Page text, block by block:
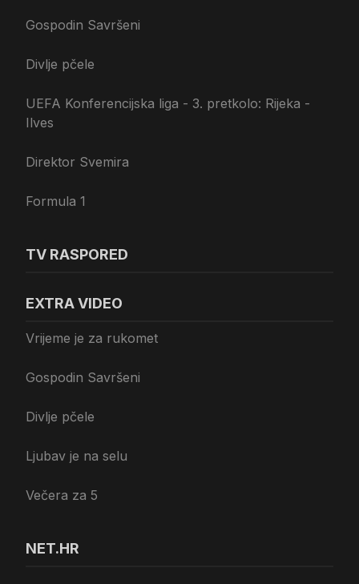
Gospodin Savršeni
Divlje pčele
UEFA Konferencijska liga - 3. pretkolo: Rijeka -
Ilves
Direktor Svemira
Formula 1
TV RASPORED
EXTRA VIDEO
Vrijeme je za rukomet
Gospodin Savršeni
Divlje pčele
Ljubav je na selu
Večera za 5
NET.HR